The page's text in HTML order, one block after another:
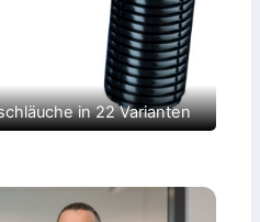
in 22 Varianten